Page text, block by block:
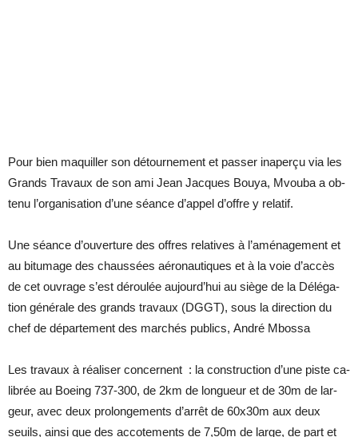
Pour bien ma­quiller son dé­tour­ne­ment et pas­ser in­aperçu via les
Grands Tra­vaux de son ami Jean Jacques Bouya, Mvouba a ob­
tenu l’or­ga­ni­sa­tion d’une séance d’ap­pel d’offre y re­la­tif.
Une séance d’ou­ver­ture des offres re­la­tives à l’amé­na­ge­ment et
au bi­tu­mage des chaus­sées aé­ro­nau­tiques et à la voie d’ac­cès
de cet ou­vrage s’est dé­rou­lée au­jour­d’hui au siège de la Dé­lé­ga­
tion gé­né­rale des grands tra­vaux (DGGT), sous la di­rec­tion du
chef de dé­par­te­ment des mar­chés pu­blics, An­dré Mbossa
Les tra­vaux à réa­li­ser concernent : la construc­tion d’une piste ca­
li­brée au Boeing 737-300, de 2km de lon­gueur et de 30m de lar­
geur, avec deux pro­lon­ge­ments d’ar­rêt de 60x30m aux deux
seuils, ainsi que des ac­co­te­ments de 7,50m de large, de part et